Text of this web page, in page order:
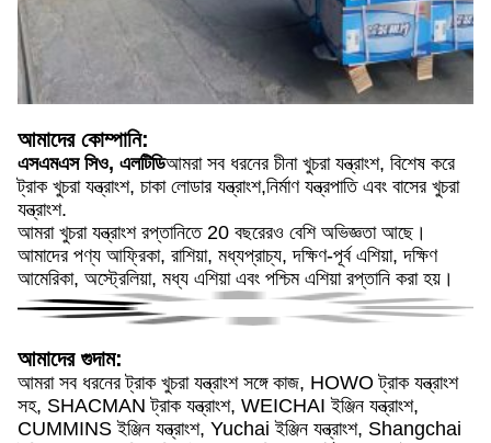
আমাদের কোম্পানি:
এসএমএস সিও, এলটিডিআমরা সব ধরনের চীনা খুচরা যন্ত্রাংশ, বিশেষ করে
ট্রাক খুচরা যন্ত্রাংশ, চাকা লোডার যন্ত্রাংশ,নির্মাণ যন্ত্রপাতি এবং বাসের খুচরা
যন্ত্রাংশ.
আমরা খুচরা যন্ত্রাংশ রপ্তানিতে 20 বছরেরও বেশি অভিজ্ঞতা আছে।
আমাদের পণ্য আফ্রিকা, রাশিয়া, মধ্যপ্রাচ্য, দক্ষিণ-পূর্ব এশিয়া, দক্ষিণ
আমেরিকা, অস্ট্রেলিয়া, মধ্য এশিয়া এবং পশ্চিম এশিয়া রপ্তানি করা হয়।
আমাদের গুদাম:
আমরা সব ধরনের ট্রাক খুচরা যন্ত্রাংশ সঙ্গে কাজ, HOWO ট্রাক যন্ত্রাংশ
সহ, SHACMAN ট্রাক যন্ত্রাংশ, WEICHAI ইঞ্জিন যন্ত্রাংশ,
CUMMINS ইঞ্জিন যন্ত্রাংশ, Yuchai ইঞ্জিন যন্ত্রাংশ, Shangchai